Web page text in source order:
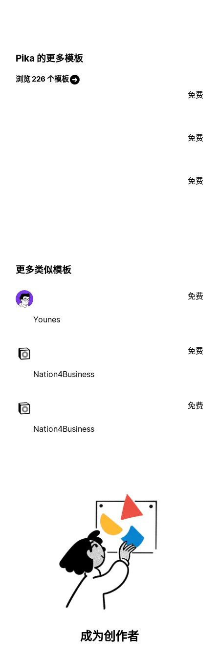
Pika 的更多模板
浏览 226 个模板
免费
免费
免费
更多类似模板
Younes
免费
Nation4Business
免费
Nation4Business
免费
成为创作者